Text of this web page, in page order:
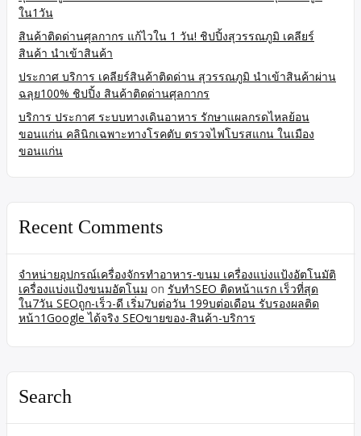
ใน1วัน
สินค้าติดด่านศุลกากร แก้ไวใน 1 วัน! ชิปปิ้งสุวรรณภูมิ เคลียร์
สินค้า นำเข้าสินค้า
ประกาศ บริการ เคลียร์สินค้าติดด่าน สุวรรณภูมิ นำเข้าสินค้าผ่าน
ฉลุย100% ชิปปิ้ง สินค้าติดด่านศุลกากร
บริการ ประกาศ ระบบทางเดินอาหาร รักษาแผลกรดไหลย้อน
ขอนแก่น คลินิกเฉพาะทางโรคตับ ตรวจไฟโบรสแกน ในเมือง
ขอนแก่น
Recent Comments
จำหน่ายอุปกรณ์เครื่องจักรทำอาหาร-ขนม เครื่องแบ่งแป้งอัตโนมัติ
เครื่องแบ่งแป้งขนมอัตโนม on รับทำSEO ติดหน้าแรก เร็วที่สุด
ใน7วัน SEOถูก-เร็ว-ดี เริ่ม7บต่อวัน 199บต่อเดือน รับรองผลติด
หน้า1Google ได้จริง SEOขายของ-สินค้า-บริการ
Search